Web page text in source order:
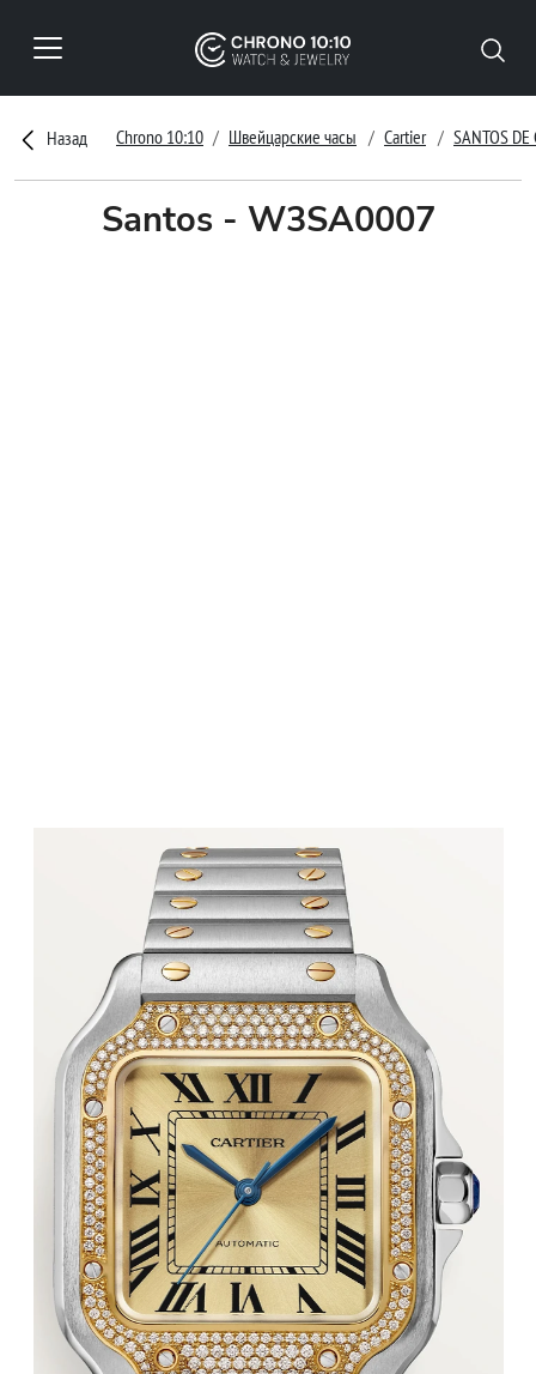
Назад Chrono 10:10 Швейцарские часы Cartier SANTOS DE
Santos - W3SA0007